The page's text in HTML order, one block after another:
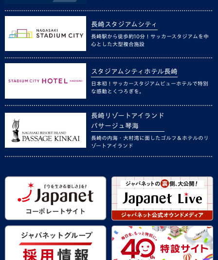
長崎スタジアムシティ
長崎駅から徒歩約10分！サッカースタジアムを中
心とした大型複合施設
スタジアムシティホテル長崎
日本初！サッカースタジアムビューホテルで特別
な感動とくつろぎを。
長崎リゾートアイランド
パサージュ琴海
長崎の内海・大村湾に面したゴルフ＆ホテルのリ
ゾートアイランド